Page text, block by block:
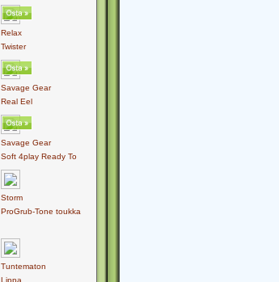
Relax
Twister
Savage Gear
Real Eel
Savage Gear
Soft 4play Ready To
Storm
ProGrub-Tone toukka
Tuntematon
Lippa